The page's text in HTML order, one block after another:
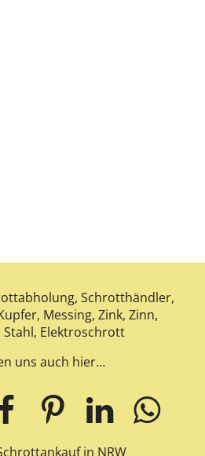
Schrotthändler,
Messing, Zink, Zinn,
Elektroschrott
uns auch hier…
in NRW